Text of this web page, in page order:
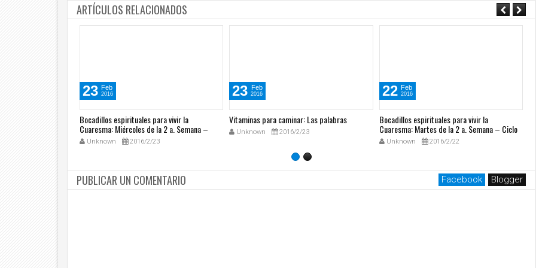
ARTÍCULOS RELACIONADOS
23 Feb
2016
Bocadillos espirituales para vivir la
Cuaresma: Miércoles de la 2 a. Semana –
Ciclo C
Unknown 2016/2/23
23 Feb
2016
Vitaminas para caminar: Las palabras
Unknown 2016/2/23
22 Feb
2016
Bocadillos espirituales para vivir la
Cuaresma: Martes de la 2 a. Semana – Ciclo
CUnknown 2016/2/22
PUBLICAR UN COMENTARIO Facebook Blogger